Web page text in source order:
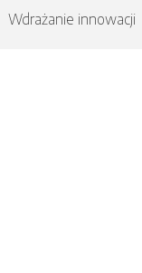
Wdrażanie innowacji